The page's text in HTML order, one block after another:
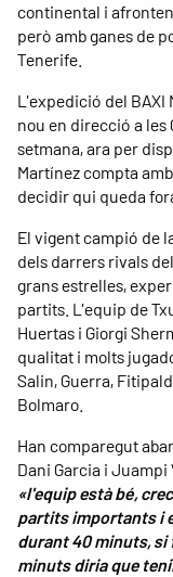
continental i
però amb ganes de
Tenerife.
L'expedició del BAXI
nou en direcció a les
setmana, ara per
Martínez compta
decidir qui queda
El vigent campió de
dels darrers rivals
grans estrelles,
partits. L'equip de
Huertas i Giorgi
qualitat i molts
Salin, Guerra,
Bolmaro.
Han comparegut
Dani Garcia i
«l'equip està bé,
partits importants i
durant 40 minuts, si
minuts diria que